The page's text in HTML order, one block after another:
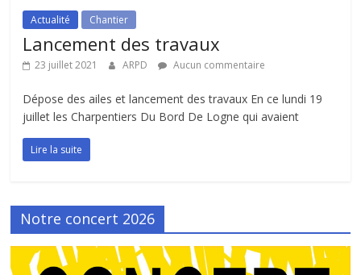
Actualité Chantier
Lancement des travaux
23 juillet 2021 ARPD Aucun commentaire
Dépose des ailes et lancement des travaux En ce lundi 19
juillet les Charpentiers Du Bord De Logne qui avaient
Lire la suite
Notre concert 2026